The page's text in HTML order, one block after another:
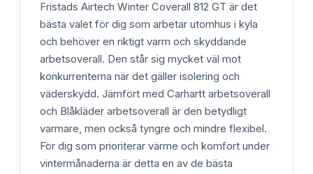
Fristads Airtech Winter Coverall 812 GT är det
bästa valet för dig som arbetar utomhus i kyla
och behöver en riktigt varm och skyddande
arbetsoverall. Den står sig mycket väl mot
konkurrenterna när det gäller isolering och
väderskydd. Jämfört med Carhartt arbetsoverall
och Blåkläder arbetsoverall är den betydligt
varmare, men också tyngre och mindre flexibel.
För dig som prioriterar värme och komfort under
vintermånaderna är detta en av de bästa